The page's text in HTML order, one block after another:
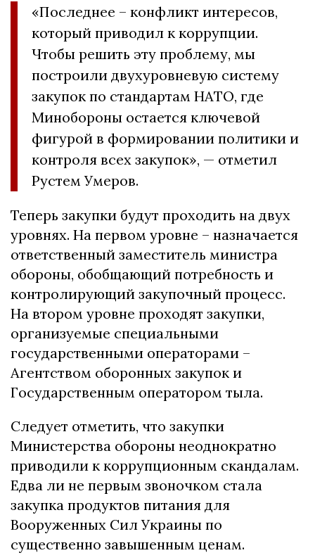
«Последнее – конфликт интересов,
который приводил к коррупции.
Чтобы решить эту проблему, мы
построили двухуровневую систему
закупок по стандартам НАТО, где
Минобороны остается ключевой
фигурой в формировании политики и
контроля всех закупок», — отметил
Рустем Умеров.
Теперь закупки будут проходить на двух
уровнях. На первом уровне – назначается
ответственный заместитель министра
обороны, обобщающий потребность и
контролирующий закупочный процесс.
На втором уровне проходят закупки,
организуемые специальными
государственными операторами –
Агентством оборонных закупок и
Государственным оператором тыла.
Следует отметить, что закупки
Министерства обороны неоднократно
приводили к коррупционным скандалам.
Едва ли не первым звоночком стала
закупка продуктов питания для
Вооруженных Сил Украины по
существенно завышенным ценам.